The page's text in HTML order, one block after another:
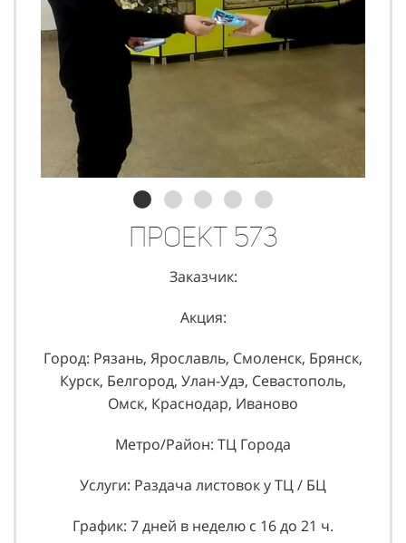
Проект 573
Заказчик:
Акция:
Город: Рязань, Ярославль, Смоленск, Брянск,
Курск, Белгород, Улан-Удэ, Севастополь,
Омск, Краснодар, Иваново
Метро/Район: ТЦ Города
Услуги: Раздача листовок у ТЦ / БЦ
График: 7 дней в неделю с 16 до 21 ч.